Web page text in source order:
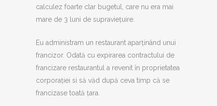
calculez foarte clar bugetul, care nu era mai
mare de 3 luni de supraviețuire.
Eu administram un restaurant aparținând unui
francizor. Odată cu expirarea contractului de
francizare restaurantul a revenit în proprietatea
corporației si să văd după ceva timp că se
francizase toată țara.